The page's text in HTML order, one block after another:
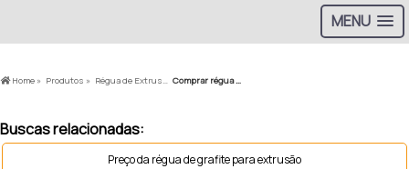
MENU
Home » Produtos » Régua de Extrusão » Comprar régua de grafite para extrusão
Buscas relacionadas:
Preço da régua de grafite para extrusão